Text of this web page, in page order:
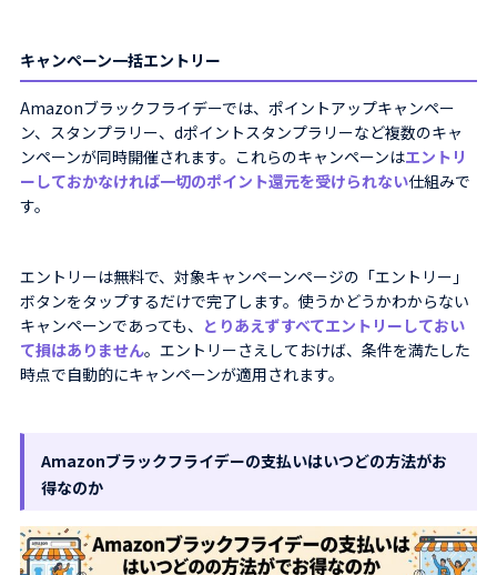
キャンペーン一括エントリー
Amazonブラックフライデーでは、ポイントアップキャンペー
ン、スタンプラリー、dポイントスタンプラリーなど複数のキャ
ンペーンが同時開催されます。これらのキャンペーンはエントリ
ーしておかなければ一切のポイント還元を受けられない仕組みで
す。
エントリーは無料で、対象キャンペーンページの「エントリー」
ボタンをタップするだけで完了します。使うかどうかわからない
キャンペーンであっても、 とりあえずすべてエントリーしておい
て損はありません。エントリーさえしておけば、条件を満たした
時点で自動的にキャンペーンが適用されます。
Amazonブラックフライデーの支払いはいつどの方法がお
得なのか